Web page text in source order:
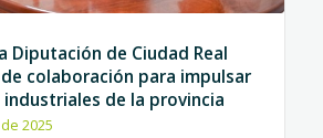
Diputación de Ciudad Real
colaboración para impulsar
de la provincia
2025